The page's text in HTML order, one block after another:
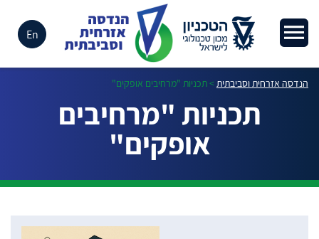
En
הנדסה אזרחית וסביבתית>תכניות "מרחיבים אופקים"
תכניות "מרחיבים
אופקים"